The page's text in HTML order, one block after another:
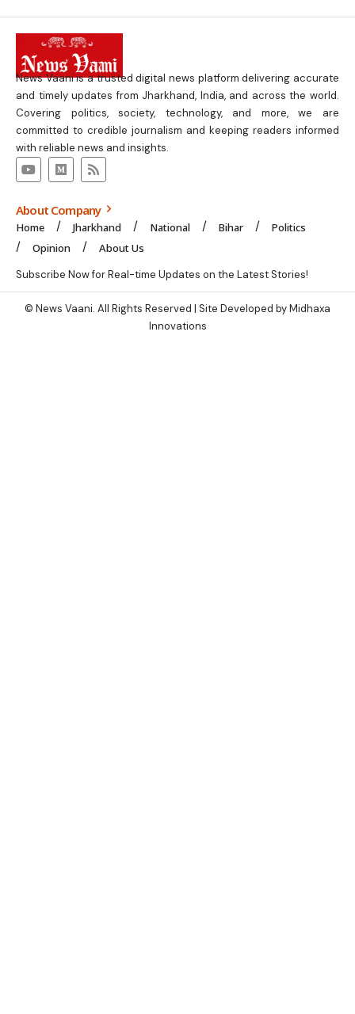
News Vaani is a trusted digital news platform delivering accurate
and timely updates from Jharkhand, India, and across the world.
Covering politics, society, technology, and more, we are
committed to credible journalism and keeping readers informed
with reliable news and insights.
About Company
Home Jharkhand National Bihar
Politics
Opinion
About Us
Subscribe Now for Real-time Updates on the Latest Stories!
© News Vaani. All Rights Reserved | Site Developed by Midhaxa
Innovations